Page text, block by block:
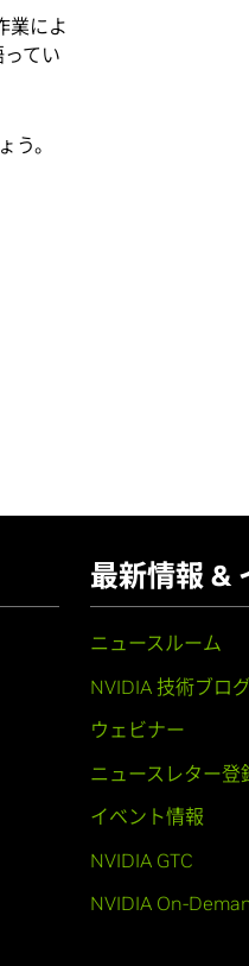
業によ
てい
。
最新情報 &
ニュースルーム
NVIDIA 技術ブログ
ウェビナー
ニュースレター登
イベント情報
NVIDIA GTC
NVIDIA On-